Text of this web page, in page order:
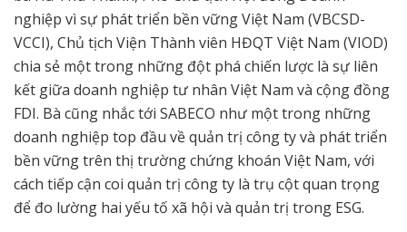
nghiệp vì sự phát triển bền vững Việt Nam (VBCSD-
VCCI), Chủ tịch Viện Thành viên HĐQT Việt Nam (VIOD)
chia sẻ một trong những đột phá chiến lược là sự liên
kết giữa doanh nghiệp tư nhân Việt Nam và cộng đồng
FDI. Bà cũng nhắc tới SABECO như một trong những
doanh nghiệp top đầu về quản trị công ty và phát triển
bền vững trên thị trường chứng khoán Việt Nam, với
cách tiếp cận coi quản trị công ty là trụ cột quan trọng
để đo lường hai yếu tố xã hội và quản trị trong ESG.